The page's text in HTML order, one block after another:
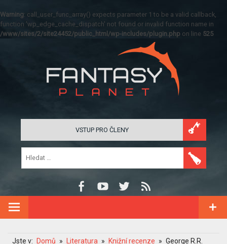
Warning: call_user_func_array() expects parameter 1 to be a valid callback,
function 'wp_edge_cache_dispatch' not found or invalid function name in
/www/sites/2/site24452/public_html/wp-includes/plugin.php on line 525
VSTUP PRO ČLENY
Jste v: Domů Literatura Knižní recenze
George R.R.